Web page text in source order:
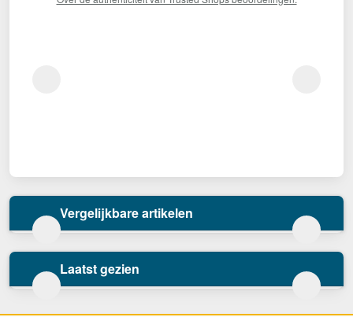
Vergelijkbare artikelen
Laatst gezien